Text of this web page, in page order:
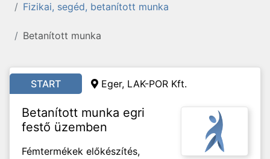
Fizikai, segéd, betanított munka
Betanított munka
START Eger, LAK-POR Kft.
Betanított munka egri
festő üzemben
Fémtermékek előkészítés,